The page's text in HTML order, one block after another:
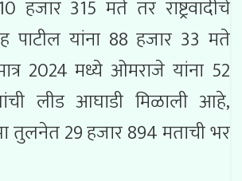
हजार 315 मते तर राष्ट्रवादीचे
पाटील यांना 88 हजार 33 मते
2024 मध्ये ओमराजे यांना 52
लीड आघाडी मिळाली आहे,
तुलनेत 29 हजार 894 मताची भर